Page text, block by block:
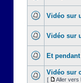
Vidéo sur
Vidéo sur
Et
Vidéo sur
[ Aller vers